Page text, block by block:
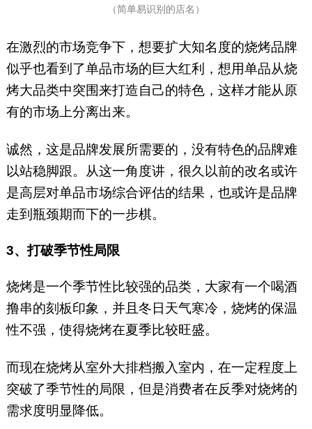
（简单易识别的店名）
在激烈的市场竞争下，想要扩大知名度的烧烤品牌
似乎也看到了单品市场的巨大红利，想用单品从烧
烤大品类中突围来打造自己的特色，这样才能从原
有的市场上分离出来。
诚然，这是品牌发展所需要的，没有特色的品牌难
以站稳脚跟。从这一角度讲，很久以前的改名或许
是高层对单品市场综合评估的结果，也或许是品牌
走到瓶颈期而下的一步棋。
3、打破季节性局限
烧烤是一个季节性比较强的品类，大家有一个喝酒
撸串的刻板印象，并且冬日天气寒冷，烧烤的保温
性不强，使得烧烤在夏季比较旺盛。
而现在烧烤从室外大排档搬入室内，在一定程度上
突破了季节性的局限，但是消费者在反季对烧烤的
需求度明显降低。